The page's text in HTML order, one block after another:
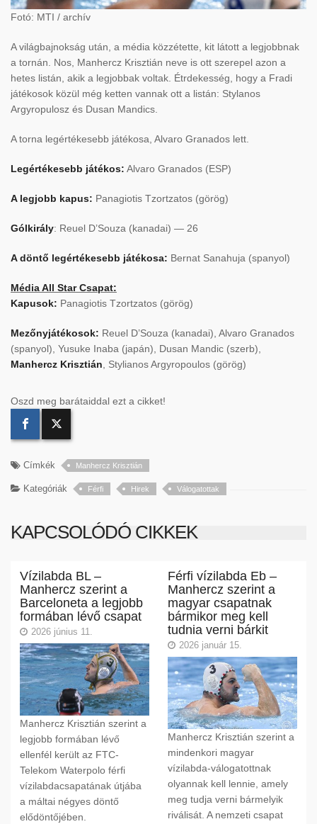
Fotó: MTI / archív
A világbajnokság után, a média közzétette, kit látott a legjobbnak
a tornán. Nos, Manhercz Krisztián neve is ott szerepel azon a
hetes listán, akik a legjobbak voltak. Étrdekesség, hogy a Fradi
játékosok közül még ketten vannak ott a listán: Stylanos
Argyropulosz és Dusan Mandics.
A torna legértékesebb játékosa, Alvaro Granados lett.
Legértékesebb játékos: Alvaro Granados (ESP)
A legjobb kapus: Panagiotis Tzortzatos (görög)
Gólkirály: Reuel D’Souza (kanadai) — 26
A döntő legértékesebb játékosa: Bernat Sanahuja (spanyol)
Média All Star Csapat:
Kapusok: Panagiotis Tzortzatos (görög)
Mezőnyjátékosok: Reuel D’Souza (kanadai), Alvaro Granados
(spanyol), Yusuke Inaba (japán), Dusan Mandic (szerb),
Manhercz Krisztián , Stylianos Argyropoulos (görög)
Oszd meg barátaiddal ezt a cikket!
Címkék Manhercz Krisztián
Kategóriák Férfi Hirek Válogatottak
KAPCSOLÓDÓ CIKKEK
Vízilabda BL –
Manhercz szerint a
Barceloneta a legjobb
formában lévő csapat
2026 június 11.
Manhercz Krisztián szerint a
legjobb formában lévő
ellenfél került az FTC-
Telekom Waterpolo férfi
vízilabdacsapatának útjába
a máltai négyes döntő
elődöntőjében.
Férfi vízilabda Eb –
Manhercz szerint a
magyar csapatnak
bármikor meg kell
tudnia verni bárkit
2026 január 15.
Manhercz Krisztián szerint a
mindenkori magyar
vízilabda-válogatottnak
olyannak kell lennie, amely
meg tudja verni bármelyik
riválisát. A nemzeti csapat